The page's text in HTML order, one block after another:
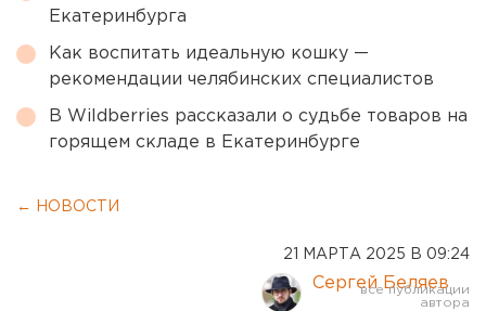
Екатеринбурга
Как воспитать идеальную кошку —
рекомендации челябинских специалистов
В Wildberries рассказали о судьбе товаров на
горящем складе в Екатеринбурге
← НОВОСТИ
21 МАРТА 2025 В 09:24
Сергей Беляев